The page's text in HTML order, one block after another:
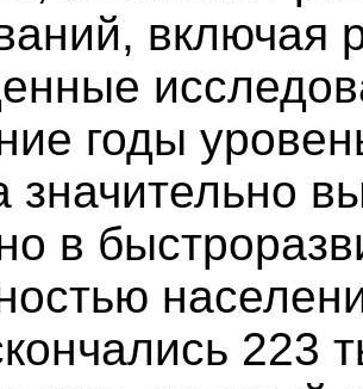
включая
годы
значительно
в
223